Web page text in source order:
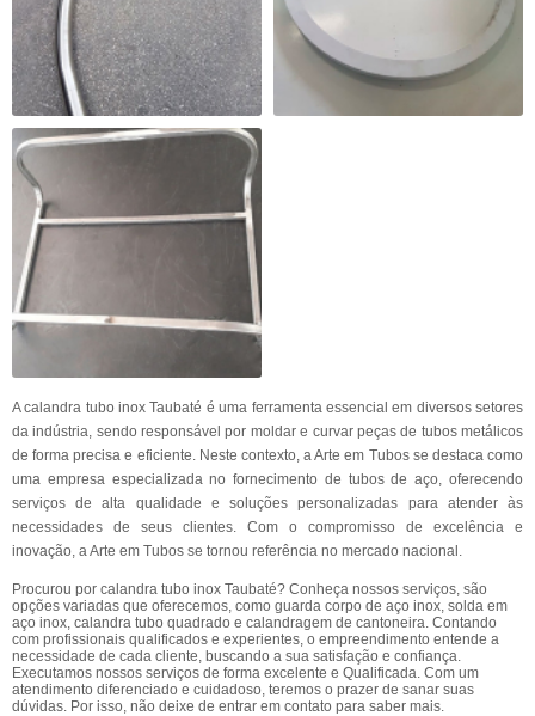
A calandra tubo inox Taubaté é uma ferramenta essencial em diversos setores
da indústria, sendo responsável por moldar e curvar peças de tubos metálicos
de forma precisa e eficiente. Neste contexto, a Arte em Tubos se destaca como
uma empresa especializada no fornecimento de tubos de aço, oferecendo
serviços de alta qualidade e soluções personalizadas para atender às
necessidades de seus clientes. Com o compromisso de excelência e
inovação, a Arte em Tubos se tornou referência no mercado nacional.
Procurou por calandra tubo inox Taubaté? Conheça nossos serviços, são
opções variadas que oferecemos, como guarda corpo de aço inox, solda em
aço inox, calandra tubo quadrado e calandragem de cantoneira. Contando
com profissionais qualificados e experientes, o empreendimento entende a
necessidade de cada cliente, buscando a sua satisfação e confiança.
Executamos nossos serviços de forma excelente e Qualificada. Com um
atendimento diferenciado e cuidadoso, teremos o prazer de sanar suas
dúvidas. Por isso, não deixe de entrar em contato para saber mais.